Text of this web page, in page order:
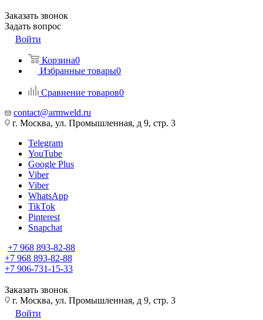
Заказать звонок
Задать вопрос
Войти
Корзина0
Избранные товары0
Сравнение товаров0
contact@armweld.ru
г. Москва, ул. Промышленная, д 9, стр. 3
Telegram
YouTube
Google Plus
Viber
Viber
WhatsApp
TikTok
Pinterest
Snapchat
+7 968 893-82-88
+7 968 893-82-88
+7 906-731-15-33
Заказать звонок
г. Москва, ул. Промышленная, д 9, стр. 3
Войти